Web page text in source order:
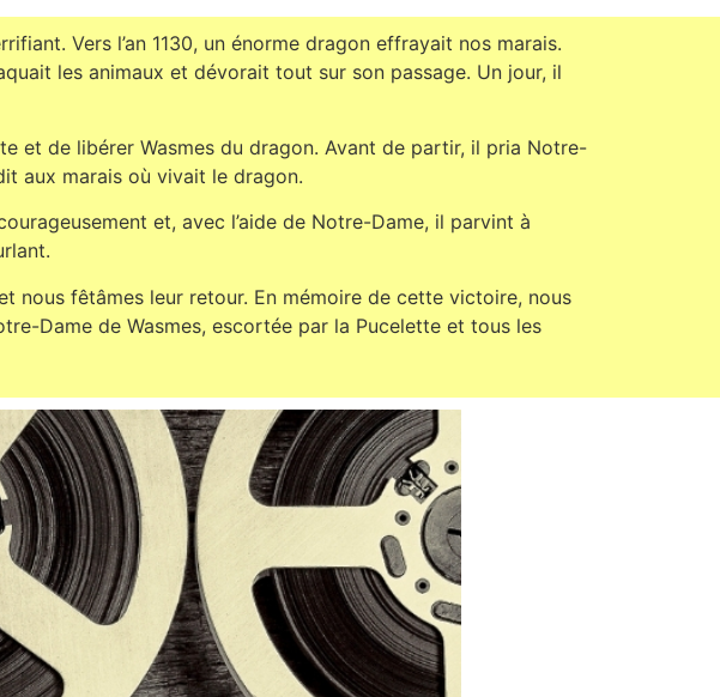
Vers l’an 1130, un énorme dragon effrayait nos marais.
les animaux et dévorait tout sur son passage. Un jour, il
et de libérer Wasmes du dragon. Avant de partir, il pria Notre-
aux marais où vivait le dragon.
et, avec l’aide de Notre-Dame, il parvint à
nous fêtâmes leur retour. En mémoire de cette victoire, nous
Dame de Wasmes, escortée par la Pucelette et tous les